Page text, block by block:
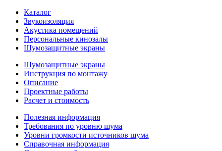
Каталог
Звукоизоляция
Акустика помещений
Персональные кинозалы
Шумозащитные экраны
Шумозащитные экраны
Инструкция по монтажу
Описание
Проектные работы
Расчет и стоимость
Полезная информация
Требования по уровню шума
Уровни громкости источников шума
Справочная информация